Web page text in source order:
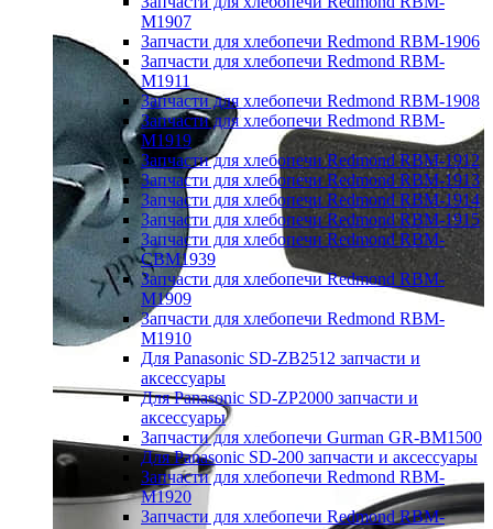
M1907
Запчасти для хлебопечи Redmond RBM-1906
Запчасти для хлебопечи Redmond RBM-
M1911
Запчасти для хлебопечи Redmond RBM-1908
Запчасти для хлебопечи Redmond RBM-
M1919
Запчасти для хлебопечи Redmond RBM-1912
Запчасти для хлебопечи Redmond RBM-1913
Запчасти для хлебопечи Redmond RBM-1914
Запчасти для хлебопечи Redmond RBM-1915
Запчасти для хлебопечи Redmond RBM-
CBM1939
Запчасти для хлебопечи Redmond RBM-
M1909
Запчасти для хлебопечи Redmond RBM-
M1910
Для Panasonic SD-ZB2512 запчасти и
аксессуары
Для Panasonic SD-ZP2000 запчасти и
аксессуары
Запчасти для хлебопечи Gurman GR-BM1500
Для Panasonic SD-200 запчасти и аксессуары
Запчасти для хлебопечи Redmond RBM-
M1920
Запчасти для хлебопечи Redmond RBM-